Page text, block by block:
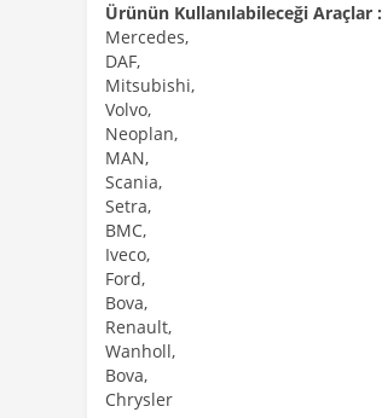
Ürünün Kullanılabileceği Araçlar :
Mercedes,
DAF,
Mitsubishi,
Volvo,
Neoplan,
MAN,
Scania,
Setra,
BMC,
Iveco,
Ford,
Bova,
Renault,
Wanholl,
Bova,
Chrysler